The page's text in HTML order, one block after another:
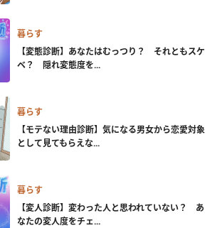
暮らす
【変態診断】あなたはむっつり？ それともスケ
ベ？ 隠れ変態度を...
暮らす
【モテない理由診断】気になる男女から恋愛対象
として見てもらえな...
暮らす
【変人診断】変わった人と思われていない？ あ
なたの変人度をチェ...